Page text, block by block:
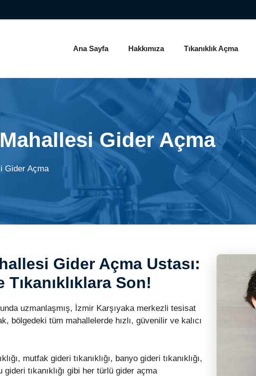
Ana Sayfa Hakkımıza Tıkanıklık Açma
Gider Açma
Gider Açma
Gider Açma Ustası:
Son!
uzmanlaşmış, İzmir Karşıyaka merkezli tesisat
bölgedeki tüm mahallelerde hızlı, güvenilir ve kalıcı
mutfak gideri tıkanıklığı, banyo gideri tıkanıklığı,
gideri tıkanıklığı gibi her türlü gider açma